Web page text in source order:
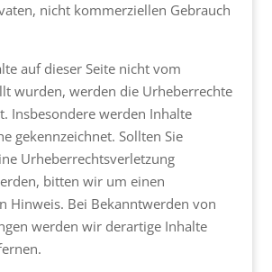
nicht kommerziellen Gebrauch
auf dieser Seite nicht vom
wurden, werden die Urheberrechte
Insbesondere werden Inhalte
gekennzeichnet. Sollten Sie
Urheberrechtsverletzung
bitten wir um einen
Hinweis. Bei Bekanntwerden von
werden wir derartige Inhalte